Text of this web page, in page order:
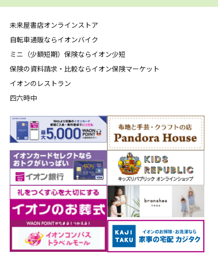
未来屋書店オンラインストア
自転車通販ならイオンバイク
ミニ（少額短期）保険ならイオン少短
保険の資料請求・比較ならイオン保険マーケット
イオンのレストラン
四六時中